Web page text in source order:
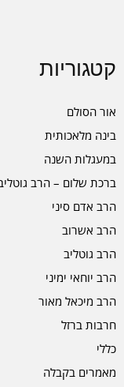
קטגוריות
אור הסולם
בינה מלאכותית
במעגלות השנה
ברכת שלום – הרב
הרב אדם סיני
הרב אשרוב
הרב גוטליב
הרב יוחאי ימיני
הרב מיכאל מאור
חרבות ברזל
כללי
מאמרים בקבלה